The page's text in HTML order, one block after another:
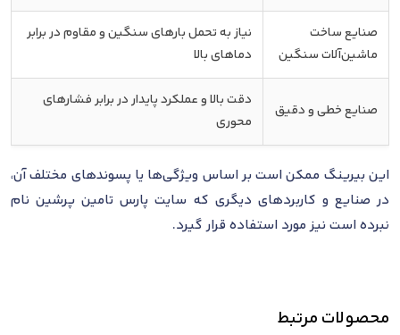
صنایع ساخت
ماشین‌آلات سنگین
نیاز به تحمل بارهای سنگین و مقاوم در برابر
دماهای بالا
صنایع خطی و دقیق
دقت بالا و عملکرد پایدار در برابر فشارهای
محوری
این بیرینگ ممکن است بر اساس ویژگی‌ها یا پسوندهای مختلف آن،
در صنایع و کاربردهای دیگری که سایت پارس تامین پرشین نام
نبرده است نیز مورد استفاده قرار گیرد.
محصولات مرتبط